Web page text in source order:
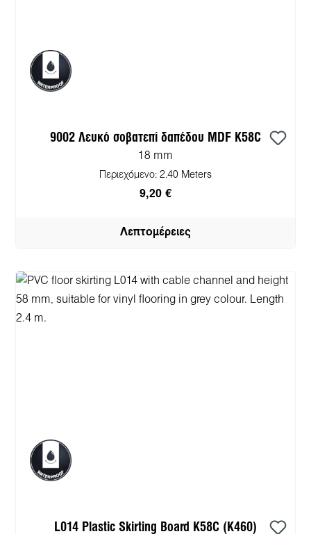
9002 Λευκό σοβατεπί δαπέδου MDF К58С
18 mm
Περιεχόμενο: 2.40 Meters
9,20 €
Λεπτομέρειες
L014 Plastic Skirting Board K58C (K460)